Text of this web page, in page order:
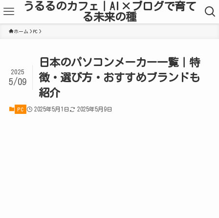
うるるのカフェ｜AI×ブログで育て
る未来の種
ホーム PC
日本のパソコンメーカー一覧｜特
徴・選び方・おすすめブランドも
紹介
2025
5/09
PC 2025年5月1日 2025年5月9日